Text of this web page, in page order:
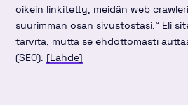
oikein linkitetty, meidän web
suurimman osan sivustostasi.” Eli
tarvita, mutta se ehdottomasti
(SEO). [Lähde]